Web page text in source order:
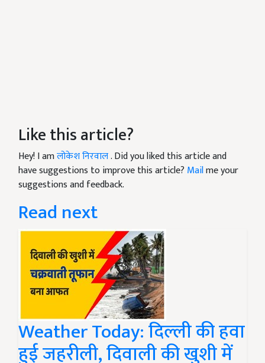
Like this article?
Hey! I amलोकेश निरवाल. Did you liked this article and
have suggestions to improve this article? Mailme your
suggestions and feedback.
Read next
Weather Today: दिल्ली की हवा
हुई जहरीली, दिवाली की खुशी में